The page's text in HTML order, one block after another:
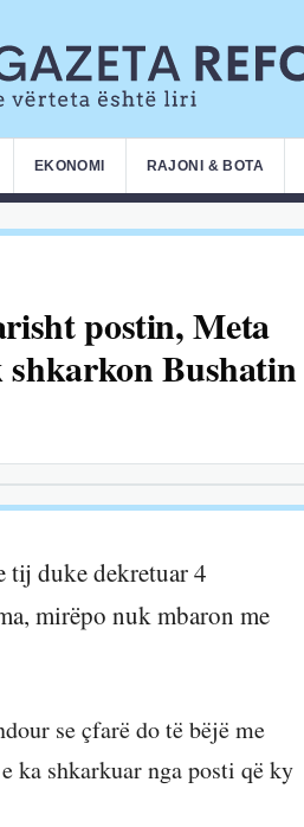
EKONOMI RAJONI & BOTA
postin, Meta
Bushatin
tij duke dekretuar 4
mirëpo nuk mbaron me
se çfarë do të bëjë me
ka shkarkuar nga posti që ky